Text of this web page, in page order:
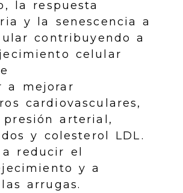
la respuesta
y la senescencia a
contribuyendo a
celular
a mejorar
cardiovasculares,
arterial,
y colesterol LDL.
reducir el
y a
arrugas.